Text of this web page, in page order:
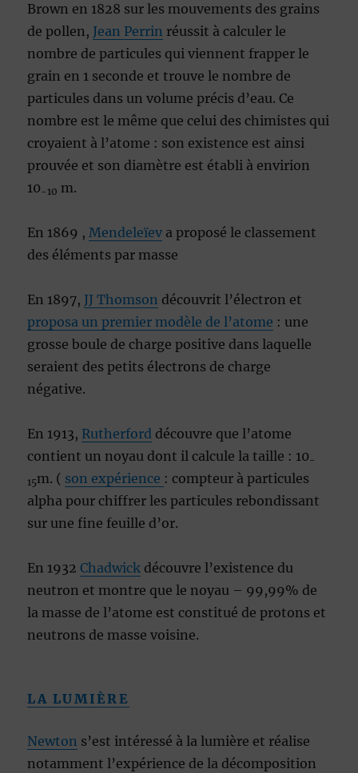
Brown en 1828 sur les mouvements des grains
de pollen, Jean Perrin réussit à calculer le
nombre de particules qui viennent frapper le
grain en 1 seconde et trouve le nombre de
particules dans un volume précis d’eau. Ce
nombre est le même que celui des chimistes qui
croyaient à l’atome : son existence est ainsi
prouvée et son diamètre est établi à envirion
10-10 m.
En 1869 ,Mendeleïev a proposé le classement
des éléments par masse
En 1897, JJ Thomson découvrit l’électron et
proposa un premier modèle de l’atome : une
grosse boule de charge positive dans laquelle
seraient des petits électrons de charge
négative.
En 1913, Rutherford découvre que l’atome
contient un noyau dont il calcule la taille : 10-
15m. ( son expérience : compteur à particules
alpha pour chiffrer les particules rebondissant
sur une fine feuille d’or.
En 1932Chadwick découvre l’existence du
neutron et montre que le noyau – 99,99% de
la masse de l’atome est constitué de protons et
neutrons de masse voisine.
LA LUMIÈRE
Newton s’est intéressé à la lumière et réalise
notamment l’expérience de la décomposition